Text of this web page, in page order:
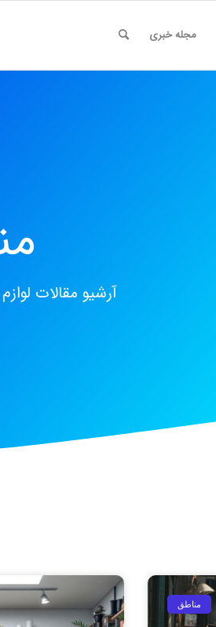
مجله خبری
آرشیو مقالات
مناطق